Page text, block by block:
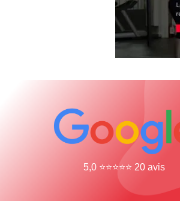
5,0 ⭐⭐⭐⭐⭐ 20 avis